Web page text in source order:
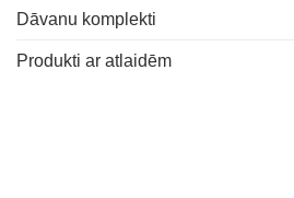
Dāvanu komplekti
Produkti ar atlaidēm